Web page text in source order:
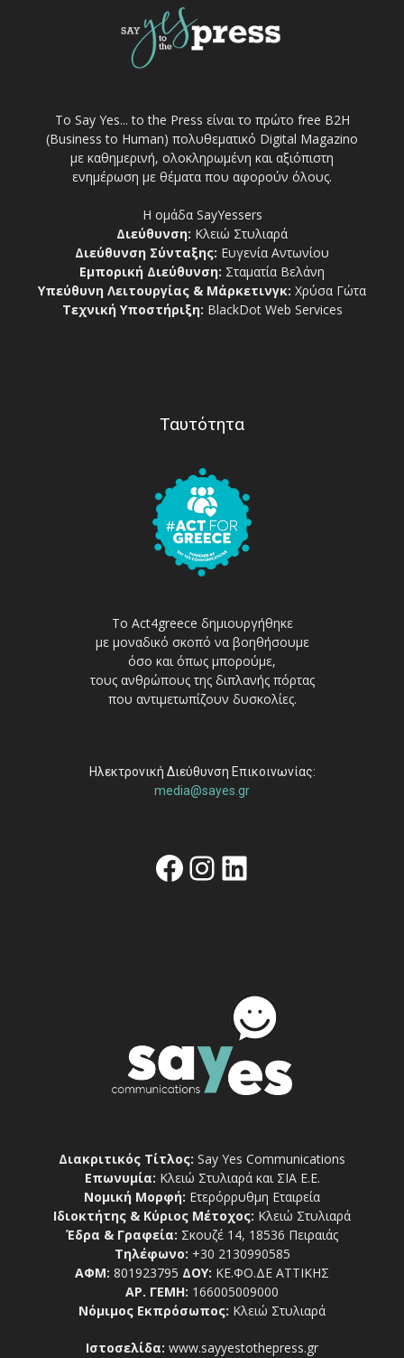
Το Say Yes... to the Press είναι το πρώτο free Β2Η
(Business to Human) πολυθεματικό Digital Magazino
με καθημερινή, ολοκληρωμένη και αξιόπιστη
ενημέρωση με θέματα που αφορούν όλους.
Η ομάδα SayYessers
Διεύθυνση: Κλειώ Στυλιαρά
Διεύθυνση Σύνταξης: Ευγενία Αντωνίου
Εμπορική Διεύθυνση: Σταματία Βελάνη
Υπεύθυνη Λειτουργίας & Μάρκετινγκ: Χρύσα Γώτα
Τεχνική Υποστήριξη: BlackDot Web Services
Ταυτότητα
Το Act4greece δημιουργήθηκε
με μοναδικό σκοπό να βοηθήσουμε
όσο και όπως μπορούμε,
τους ανθρώπους της διπλανής πόρτας
που αντιμετωπίζουν δυσκολίες.
Ηλεκτρονική Διεύθυνση Επικοινωνίας:
media@sayes.gr
Facebook
Instagram
Linkedin
Διακριτικός Τίτλος: Say Yes Communications
Επωνυμία: Κλειώ Στυλιαρά και ΣΙΑ Ε.Ε.
Νομική Μορφή: Ετερόρρυθμη Εταιρεία
Ιδιοκτήτης & Κύριος Μέτοχος: Κλειώ Στυλιαρά
Έδρα & Γραφεία: Σκουζέ 14, 18536 Πειραιάς
Τηλέφωνο: +30 2130990585
ΑΦΜ: 801923795 ΔΟΥ: ΚΕ.ΦΟ.ΔΕ ΑΤΤΙΚΗΣ
ΑΡ. ΓΕΜΗ: 166005009000
Νόμιμος Εκπρόσωπος: Κλειώ Στυλιαρά
Ιστοσελίδα: www.sayyestothepress.gr